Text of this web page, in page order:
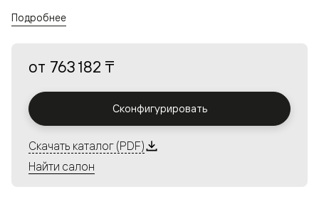
а большой выбор вставок из стекла с различными
решения в интерьере и варьировать освещённость.
Алюминиевые перегородки имеют единый профиль
с алюминиевыми дверьми и легко сочетаются в одном
Подробнее
от 763 182 ₸
Сконфигурировать
Скачать каталог (PDF)
Найти салон